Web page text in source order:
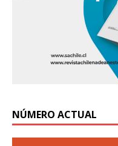
NÚMERO ACTUAL